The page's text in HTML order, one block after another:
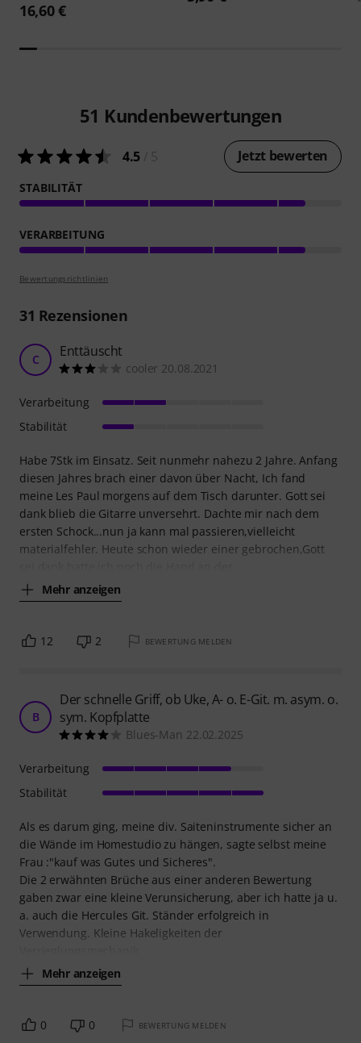
16,60 €
51 Kundenbewertungen
4.5 Jetzt bewerten
STABILITÄT
VERARBEITUNG
Bewertungsrichtlinien
31 Rezensionen
C Enttäuscht
cooler 20.08.2021
Habe 7Stk im Einsatz. Seit nunmehr nahezu 2 Jahre. Anfang
diesen Jahres brach einer davon über Nacht, Ich fand
meine Les Paul morgens auf dem Tisch darunter. Gott sei
dank blieb die Gitarre unversehrt. Dachte mir nach dem
ersten Schock...nun ja kann mal passieren,vielleicht
materialfehler. Heute schon wieder einer gebrochen,Gott
Mehr anzeigen
Verarbeitung
Stabilität
12 2 BEWERTUNG MELDEN
B
Der schnelle Griff, ob Uke, A- o. E-Git. m. asym. o.
sym. Kopfplatte
Blues-Man 22.02.2025
Als es darum ging, meine div. Saiteninstrumente sicher an
die Wände im Homestudio zu hängen, sagte selbst meine
Frau :"kauf was Gutes und Sicheres".
Die 2 erwähnten Brüche aus einer anderen Bewertung
gaben zwar eine kleine Verunsicherung, aber ich hatte ja u.
a. auch die Hercules Git. Ständer erfolgreich in
Verwendung. Kleine Hakeligkeiten der
Mehr anzeigen
Verarbeitung
Stabilität
0 0 BEWERTUNG MELDEN